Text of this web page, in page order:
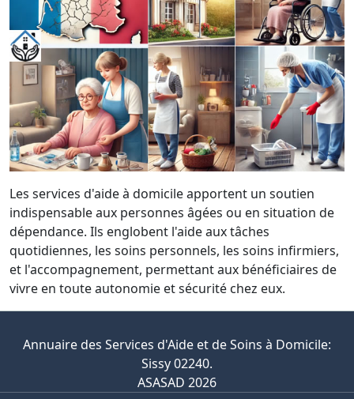
Les services d'aide à domicile apportent un soutien
indispensable aux personnes âgées ou en situation de
dépendance. Ils englobent l'aide aux tâches
quotidiennes, les soins personnels, les soins infirmiers,
et l'accompagnement, permettant aux bénéficiaires de
vivre en toute autonomie et sécurité chez eux.
Annuaire des Services d'Aide et de Soins à Domicile:
Sissy 02240.
ASASAD 2026